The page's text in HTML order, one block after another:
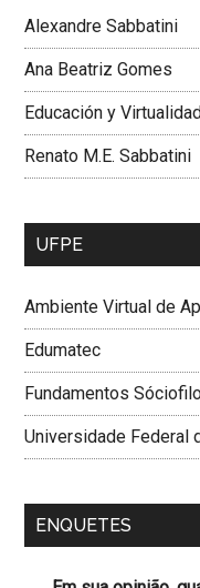
Alexandre Sabbatini
Ana Beatriz Gomes
Educación y
Renato M.E. Sabbatini
UFPE
Ambiente Virtual de
Edumatec
Fundamentos
Universidade Federal
ENQUETES